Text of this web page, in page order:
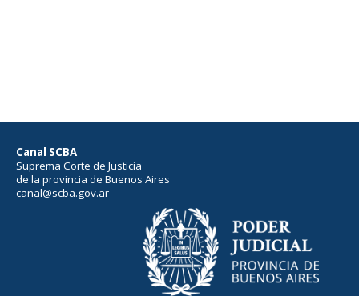
Canal SCBA
Suprema Corte de Justicia
de la provincia de Buenos Aires
canal@scba.gov.ar